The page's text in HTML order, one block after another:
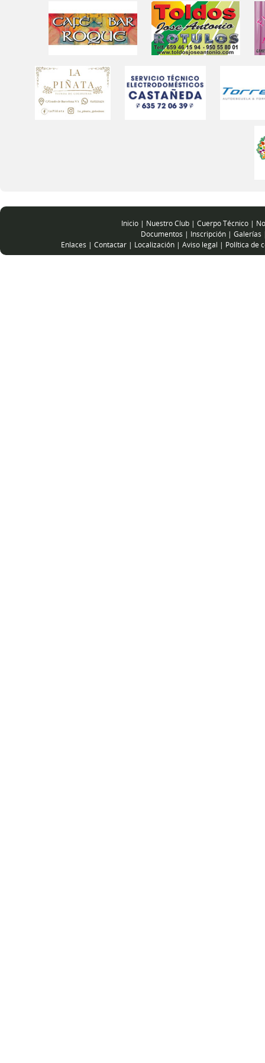
Inicio | Nuestro Club | Cuerpo Técnico |
Documentos | Inscripción | Galerías
Enlaces | Contactar | Localización | Aviso legal | Política de